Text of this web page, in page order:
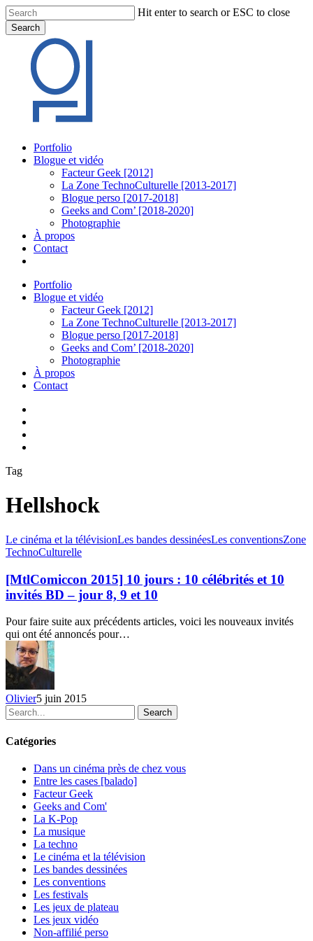
Skip
to
main
content
Hit enter to search or ESC to close
Search
Search
Menu
Portfolio
Blogue et vidéo
Facteur Geek [2012]
La Zone TechnoCulturelle [2013-2017]
Blogue perso [2017-2018]
Geeks and Com’ [2018-2020]
Photographie
À propos
Contact
Portfolio
Blogue et vidéo
Facteur Geek [2012]
La Zone TechnoCulturelle [2013-2017]
Blogue perso [2017-2018]
Geeks and Com’ [2018-2020]
Photographie
À propos
Contact
Tag
Hellshock
[MtlComiccon
2015]
jours
:
10
et
10
invités
BD
–
jour
8,
9
10
Le cinéma et la télévisionLes bandes dessinéesLes conventionsZone
TechnoCulturelle
[MtlComiccon 2015] 10 jours : 10 célébrités et 10
invités BD – jour 8, 9 et 10
Pour faire suite aux précédents articles, voici les nouveaux invités
qui ont été annoncés pour…
Olivier5 juin 2015
Search
Catégories
Dans un cinéma près de chez vous
Entre les cases [balado]
Facteur Geek
Geeks and Com'
La K-Pop
La musique
La techno
Le cinéma et la télévision
Les bandes dessinées
Les conventions
Les festivals
Les jeux de plateau
Les jeux vidéo
Non-affilié perso